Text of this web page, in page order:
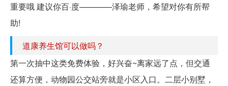
重要哦 建议你百·度————泽瑜老师，希望对你有所帮
助!
道康养生馆可以做吗？
第一次抽中这类免费体验，好兴奋~离家远了点，但交通
还算方便，动物园公交站旁就是小区入口。二层小别墅，